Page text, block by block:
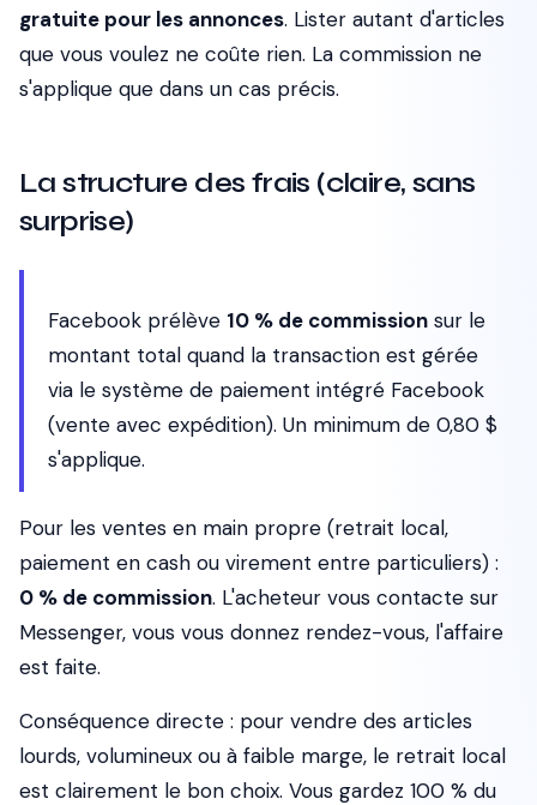
gratuite pour les annonces. Lister autant d'articles
que vous voulez ne coûte rien. La commission ne
s'applique que dans un cas précis.
La structure des frais (claire, sans
surprise)
Facebook prélève 10 % de commission sur le
montant total quand la transaction est gérée
via le système de paiement intégré Facebook
(vente avec expédition). Un minimum de 0,80 $
s'applique.
Pour les ventes en main propre (retrait local,
paiement en cash ou virement entre particuliers) :
0 % de commission. L'acheteur vous contacte sur
Messenger, vous vous donnez rendez-vous, l'affaire
est faite.
Conséquence directe : pour vendre des articles
lourds, volumineux ou à faible marge, le retrait local
est clairement le bon choix. Vous gardez 100 % du